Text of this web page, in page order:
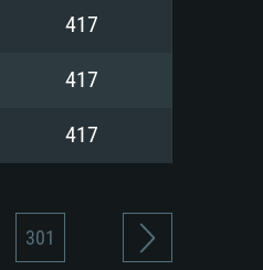
언트)417
417
417
301